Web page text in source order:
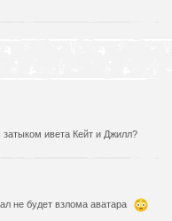
ивета Кейт и Джилл?
не будет взлома аватара